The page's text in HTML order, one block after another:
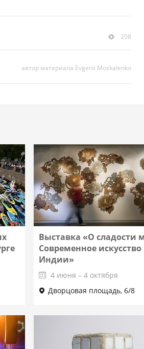
208
автор материала Evgenii Moskalenko
Выставка «О сладости
Современное искусство
Индии»
4 июня – 4 октября
Дворцовая площадь, 6/8